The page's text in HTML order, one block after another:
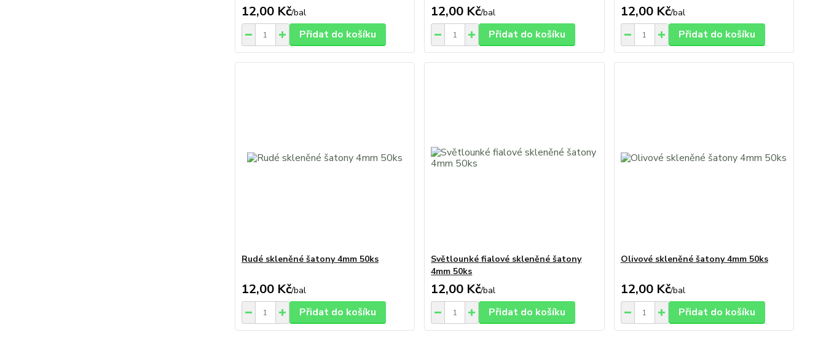
12,00 Kč/bal
Přidat do košíku
12,00 Kč/bal
Přidat do košíku
12,00 Kč/bal
Přidat do košíku
Rudé skleněné šatony 4mm 50ks
12,00 Kč/bal
Přidat do košíku
Světlounké fialové skleněné šatony
4mm 50ks
12,00 Kč/bal
Přidat do košíku
Olivové skleněné šatony 4mm 50ks
12,00 Kč/bal
Přidat do košíku